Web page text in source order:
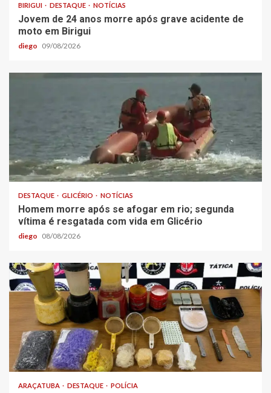
BIRIGUI DESTAQUE NOTÍCIAS
Jovem de 24 anos morre após grave acidente de
moto em Birigui
diego 09/08/2026
DESTAQUE GLICÉRIO NOTÍCIAS
Homem morre após se afogar em rio; segunda
vítima é resgatada com vida em Glicério
diego 08/08/2026
ARAÇATUBA DESTAQUE POLÍCIA